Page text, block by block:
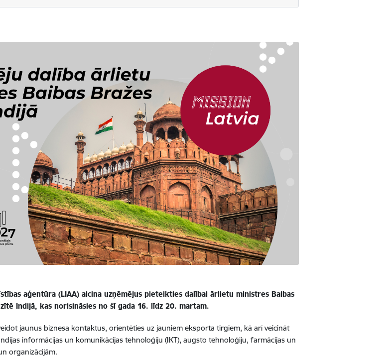
aģentūra (LIAA) aicina uzņēmējus pieteikties dalībai ārlietu ministres Baibas
Indijā, kas norisināsies no šī gada 16. līdz 20. martam.
jaunus biznesa kontaktus, orientēties uz jauniem eksporta tirgiem, kā arī veicināt
informācijas un komunikācijas tehnoloģiju (IKT), augsto tehnoloģiju, farmācijas un
organizācijām.